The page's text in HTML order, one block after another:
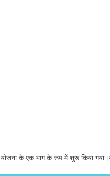
योजना के एक भाग के रूप में शुरू किया